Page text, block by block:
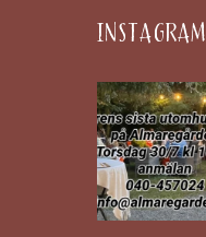
INSTAGRAM